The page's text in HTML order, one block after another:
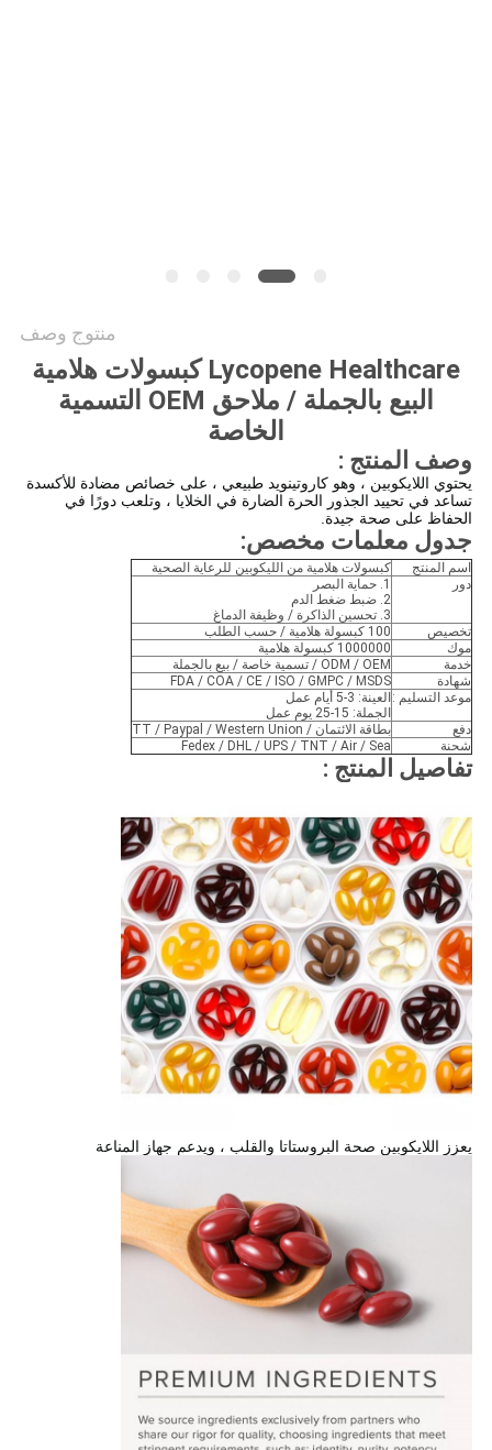
منتوج وصف
Lycopene Healthcare كبسولات هلامية
البيع بالجملة / ملاحق OEM التسمية
الخاصة
وصف المنتج :
يحتوي اللايكوبين ، وهو كاروتينويد طبيعي ، على خصائص مضادة للأكسدة
تساعد في تحييد الجذور الحرة الضارة في الخلايا ، وتلعب دورًا في
الحفاظ على صحة جيدة.
جدول معلمات مخصص:
اسم المنتج
كبسولات هلامية من الليكوبين للرعاية الصحية
دور
1. حماية البصر
2. ضبط ضغط الدم
3. تحسين الذاكرة / وظيفة الدماغ
تخصيص
100 كبسولة هلامية / حسب الطلب
موك
1000000 كبسولة هلامية
خدمة
ODM / OEM / تسمية خاصة / بيع بالجملة
شهادة
FDA / COA / CE / ISO / GMPC / MSDS
موعد التسليم : العينة: 3-5 أيام عمل
الجملة: 15-25 يوم عمل
دفع
بطاقة الائتمان / TT / Paypal / Western Union
شحنة
Fedex / DHL / UPS / TNT / Air / Sea
تفاصيل المنتج :
يعزز اللايكوبين صحة البروستاتا والقلب ، ويدعم جهاز المناعة